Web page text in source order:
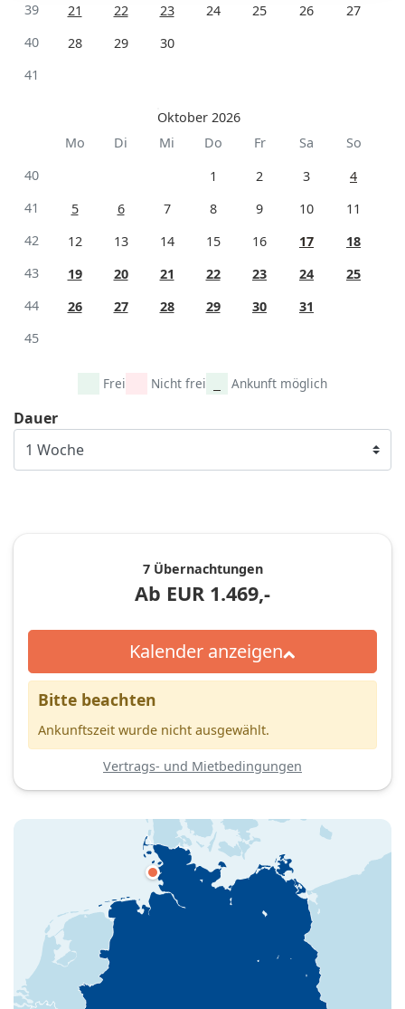
39
21 22 23 24 25 26
27
40
28 29
30
41
Oktober 2026
Mo
Di Mi Do Fr Sa
So
40
1 2 3
4
41
5 6 7 8 9 10
11
42
12 13 14 15 16 17
18
43
19 20 21 22 23 24
25
44
26 27 28 29 30
31
45
Frei Nicht frei Ankunft möglich
Dauer
7 Übernachtungen
Ab EUR 1.469,-
Kalender anzeigen
Bitte beachten
Ankunftszeit wurde nicht ausgewählt.
Vertrags- und Mietbedingungen